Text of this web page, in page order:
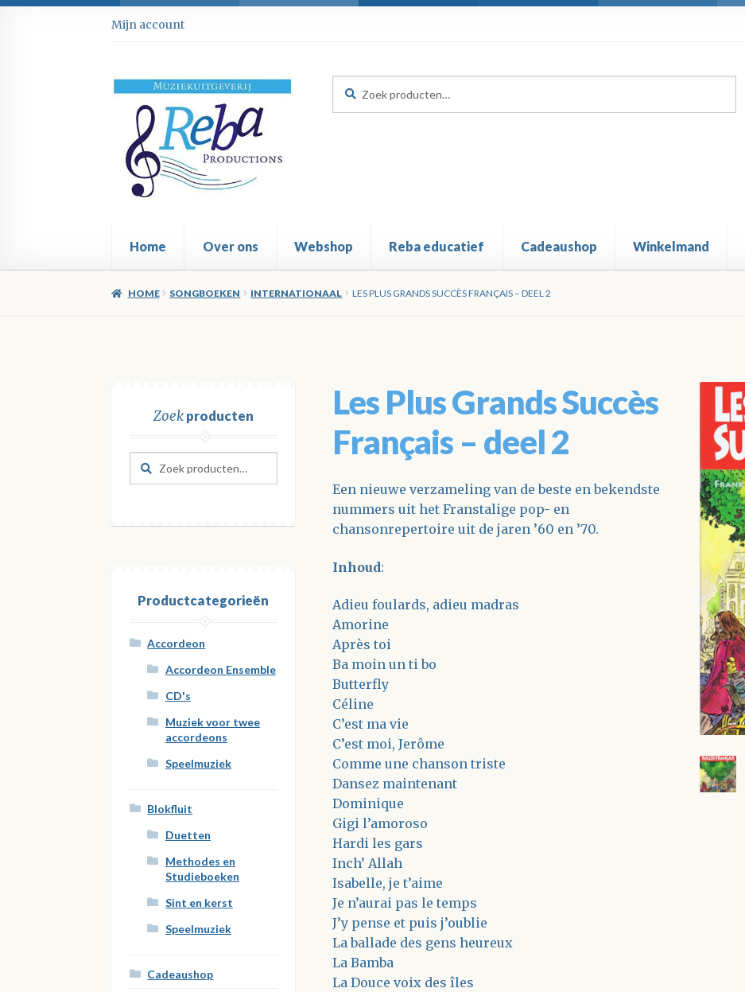
Ga
door
navigatie
Ga
direct
de
inhoud
Mijn account
naar:
Home Over ons Webshop Reba educatief Cadeaushop Winkelmand
HOME SONGBOEKEN INTERNATIONAAL LES PLUS GRANDS SUCCÈS FRANÇAIS – DEEL 2
Les Plus Grands Succès
Français – deel 2
Een nieuwe verzameling van de beste en bekendste
nummers uit het Franstalige pop- en
chansonrepertoire uit de jaren ’60 en ’70.
Inhoud:
Adieu foulards, adieu madras
Amorine
Après toi
Ba moin un ti bo
Butterfly
Céline
C’est ma vie
C’est moi, Jerôme
Comme une chanson triste
Dansez maintenant
Dominique
Gigi l’amoroso
Hardi les gars
Inch’ Allah
Isabelle, je t’aime
Je n’aurai pas le temps
J’y pense et puis j’oublie
La ballade des gens heureux
La Bamba
La Douce voix des îles
Zoekproducten
Zoeken
naar:
Zoeken
Productcategorieën
Accordeon
Accordeon Ensemble
CD's
Muziek voor twee
accordeons
Speelmuziek
Blokfluit
Duetten
Methodes en
Studieboeken
Sint en kerst
Speelmuziek
Cadeaushop